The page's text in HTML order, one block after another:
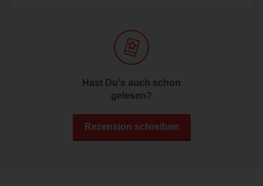
Hast Du's auch schon
gelesen?
Rezension schreiben